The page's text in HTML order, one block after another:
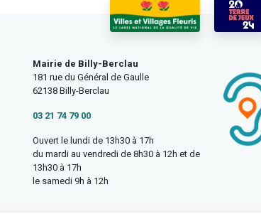
Mairie de Billy-Berclau
181 rue du Général de Gaulle
62138 Billy-Berclau
03 21 74 79 00
Ouvert le lundi de 13h30 à 17h
du mardi au vendredi de 8h30 à 12h et de
13h30 à 17h
le samedi 9h à 12h